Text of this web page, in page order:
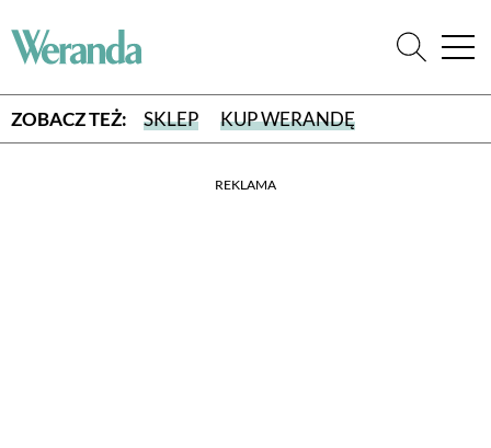
ZOBACZ TEŻ: SKLEP KUP WERANDĘ
REKLAMA